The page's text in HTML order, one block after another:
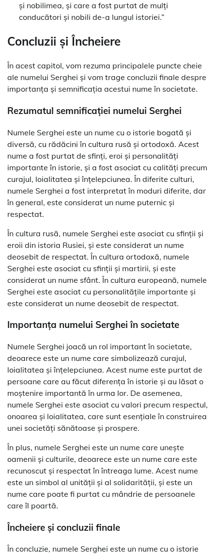
și nobilimea, și care a fost purtat de mulți
conducători și nobili de-a lungul istoriei.”
Concluzii și Încheiere
În acest capitol, vom rezuma principalele puncte cheie
ale numelui Serghei și vom trage concluzii finale despre
importanța și semnificația acestui nume în societate.
Rezumatul semnificației numelui Serghei
Numele Serghei este un nume cu o istorie bogată și
diversă, cu rădăcini în cultura rusă și ortodoxă. Acest
nume a fost purtat de sfinți, eroi și personalități
importante în istorie, și a fost asociat cu calități precum
curajul, loialitatea și înțelepciunea. În diferite culturi,
numele Serghei a fost interpretat în moduri diferite, dar
în general, este considerat un nume puternic și
respectat.
În cultura rusă, numele Serghei este asociat cu sfinții și
eroii din istoria Rusiei, și este considerat un nume
deosebit de respectat. În cultura ortodoxă, numele
Serghei este asociat cu sfinții și martirii, și este
considerat un nume sfânt. În cultura europeană, numele
Serghei este asociat cu personalitățile importante și
este considerat un nume deosebit de respectat.
Importanța numelui Serghei în societate
Numele Serghei joacă un rol important în societate,
deoarece este un nume care simbolizează curajul,
loialitatea și înțelepciunea. Acest nume este purtat de
persoane care au făcut diferența în istorie și au lăsat o
moștenire importantă în urma lor. De asemenea,
numele Serghei este asociat cu valori precum respectul,
onoarea și loialitatea, care sunt esențiale în construirea
unei societăți sănătoase și prospere.
În plus, numele Serghei este un nume care unește
oamenii și culturile, deoarece este un nume care este
recunoscut și respectat în întreaga lume. Acest nume
este un simbol al unității și al solidarității, și este un
nume care poate fi purtat cu mândrie de persoanele
care îl poartă.
Încheiere și concluzii finale
În concluzie, numele Serghei este un nume cu o istorie